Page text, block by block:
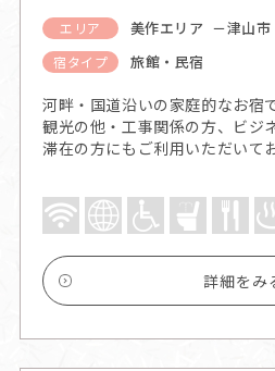
エリア 美作エリア －津山市
宿タイプ 旅館・民宿
河畔・国道沿いの家庭的なお宿で
観光の他・工事関係の方、ビジ
滞在の方にもご利用いただいて
詳細をみ